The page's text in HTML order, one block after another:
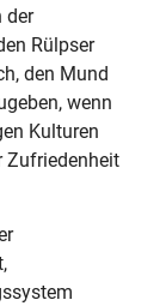
der
Rülpser
den Mund
wenn
Kulturen
Zufriedenheit